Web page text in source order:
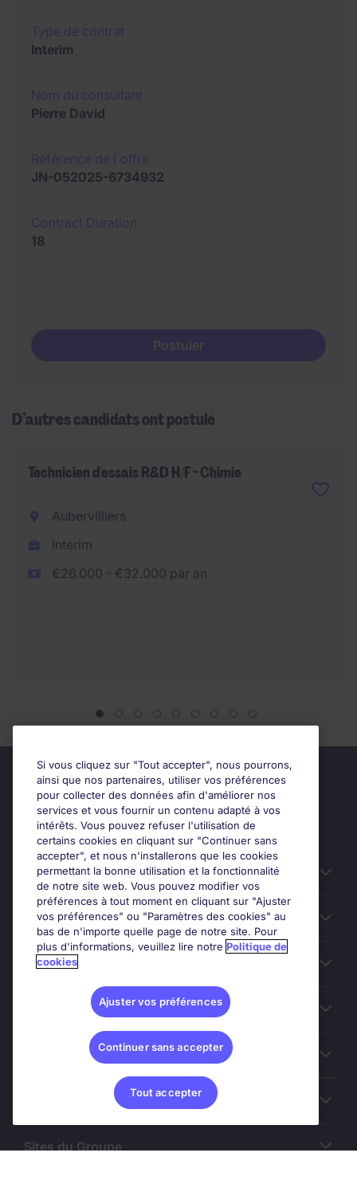
Interim
Pierre David
JN-052025-6734932
18
Postuler
D’autres candidats ont postulé
Technicien d'essais R&D H/F - Chimie
Aubervilliers
Interim
€26.000 - €32.000 par an
Candidats
Entreprises
Contact
Les avis Google
Nos offres d'emploi
Sites du Groupe
Si vous cliquez sur "Tout accepter", nous pourrons,
ainsi que nos partenaires, utiliser vos préférences
pour collecter des données afin d'améliorer nos
services et vous fournir un contenu adapté à vos
intérêts. Vous pouvez refuser l'utilisation de
certains cookies en cliquant sur "Continuer sans
accepter", et nous n'installerons que les cookies
permettant la bonne utilisation et la fonctionnalité
de notre site web. Vous pouvez modifier vos
préférences à tout moment en cliquant sur "Ajuster
vos préférences" ou "Paramètres des cookies" au
bas de n'importe quelle page de notre site. Pour
plus d'informations, veuillez lire notre Politique de
cookies
Ajuster vos préférences
Continuer sans accepter
Tout accepter